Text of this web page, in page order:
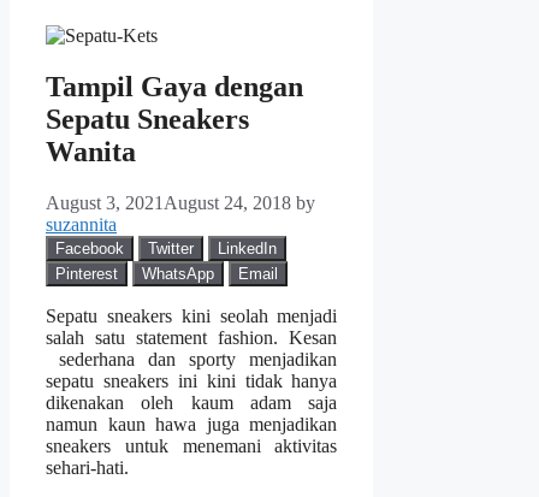
Tampil Gaya dengan
Sepatu Sneakers
Wanita
August 3, 2021 August 24, 2018 by
suzannita
Facebook Twitter
LinkedIn
Pinterest
WhatsApp Email
Sepatu sneakers kini seolah menjadi
salah satu statement fashion. Kesan
sederhana dan sporty menjadikan
sepatu sneakers ini kini tidak hanya
dikenakan oleh kaum adam saja
namun kaun hawa juga menjadikan
sneakers untuk menemani aktivitas
sehari-hati.